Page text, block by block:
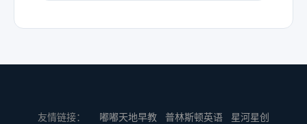
友情链接： 嘟嘟天地早教 普林斯顿英语
星河星创